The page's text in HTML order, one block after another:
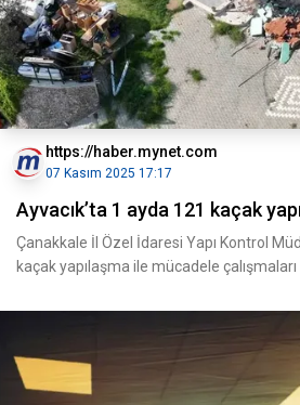
https://haber.mynet.com
07 Kasım 2025 17:17
Ayvacık’ta 1 ayda 121 kaçak yapı
Çanakkale İl Özel İdaresi Yapı Kontrol
kaçak yapılaşma ile mücadele